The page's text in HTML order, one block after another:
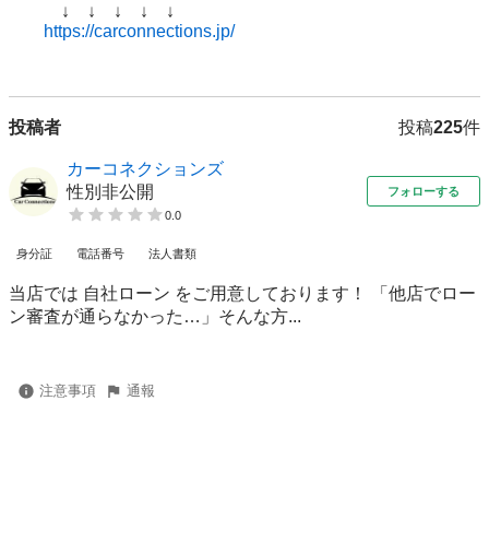
↓　↓　↓　↓　↓
https://carconnections.jp/
投稿者 投稿225件
カーコネクションズ
性別非公開
0.0
フォローする
身分証 電話番号 法人書類
当店では 自社ローン をご用意しております！ 「他店でロー
ン審査が通らなかった…」そんな方...
注意事項 通報